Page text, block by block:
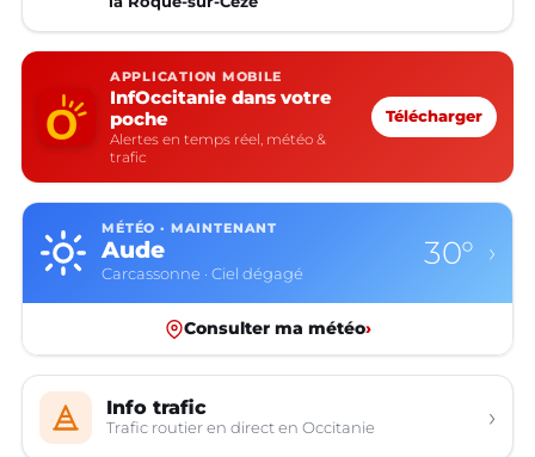
APPLICATION MOBILE
InfOccitanie dans votre
poche
Alertes en temps réel, météo &
trafic
Télécharger
MÉTÉO · MAINTENANT
Aude
Carcassonne · Ciel dégagé
30° ›
Consulter ma météo›
Info trafic
Trafic routier en direct en Occitanie ›